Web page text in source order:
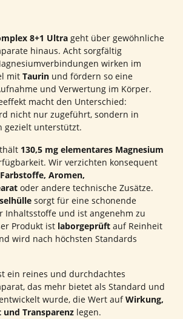
8+1 Ultra geht über gewöhnliche
hinaus. Acht sorgfältig
wirken im
mit Taurin und fördern so eine
und Verwertung im Körper.
macht den Unterschied:
nicht nur zugeführt, sondern in
gezielt unterstützt.
130,5 mg elementares Magnesium
Wir verzichten konsequent
Aromen,
oder andere technische Zusätze.
sorgt für eine schonende
Inhaltsstoffe und ist angenehm zu
Produkt ist laborgeprüft auf Reinheit
wird nach höchsten Standards
ein reines und durchdachtes
das mehr bietet als Standard und
wurde, die Wert aufWirkung,
Transparenz legen.